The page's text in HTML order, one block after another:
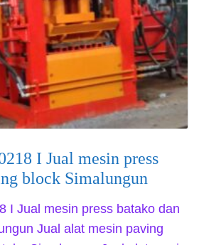
I Jual mesin press
block Simalungun
I Jual mesin press batako dan
Jual alat mesin paving